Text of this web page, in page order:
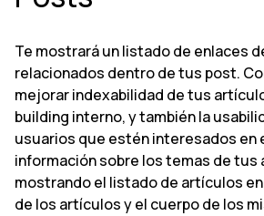
Te mostrará un listado de enlaces
relacionados dentro de tus post.
mejorar indexabilidad de tus
building interno, y también la
usuarios que estén interesados en
información sobre los temas de tus
mostrando el listado de artículos
de los artículos y el cuerpo de los